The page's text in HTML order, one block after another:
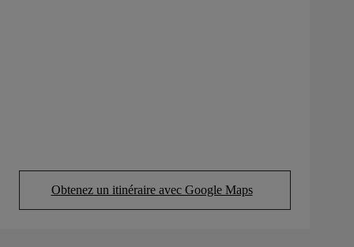
Obtenez un itinéraire avec Google Maps
(Opens in new tab)